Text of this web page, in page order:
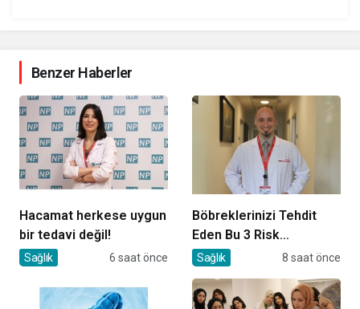
Benzer Haberler
Hacamat herkese uygun
bir tedavi değil!
Sağlık 6 saat önce
Böbreklerinizi Tehdit
Eden Bu 3 Risk
Faktörüne Dikkat!
Sağlık 8 saat önce